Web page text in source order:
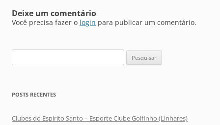
Deixe um comentário
Você precisa fazer o login para publicar um comentário.
por:
POSTS RECENTES
Clubes do Espírito Santo – Esporte Clube Golfinho (Linhares)